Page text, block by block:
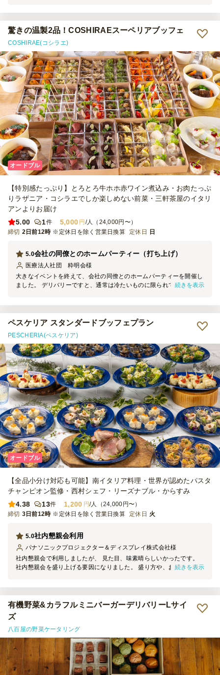
コスパも良いのでまた利用したいと思います。
驚きの温製2品！COSHIRAEスーペリアブッフェ
COSHIRAE(コシラエ)
オードブル
【特別感たっぷり】とろとろ牛ホホ赤ワイン煮込み・お肉たっぷ
りラザニア・コシラエでしか楽しめない前菜・三軒茶屋のイタリ
アンよりお届け
5.00
1件 5,000 円 /人（24,000円〜）
締切 2日前12時 ※定休日を除く営業日換算 定休日 日
会社の同僚とのホームパーティー（打ち上げ）
5.0
医療法人社団 粋明会様
大きなイベントを終えて、会社の同僚とのホームパーティーを開催し
ました。 デリバリーですと、通常は冷たいものに限られてしまいま
がちですが、ホームパーティーですとアルコール類の負担が少なく、
その分お料理にかけられる金額が増やせるのも魅力的です。
続きを表示
ペスケリア スタンダードブッフェプラン
PESCHERIA(ペスケリア)
オードブル
【全品小分け対応も可能】南イタリア料理・世界が認めたパスタ
チャンピオン監修・西村シェフ・リーズナブル・からすみ
4.38
13件 1,200 円/人（24,000円〜）
締切 3日前12時 ※定休日を除く営業日換算 定休日 火
社内懇親会利用
5.0
パナソニックプロジェクター＆ディスプレイ株式会社様
社内懇親会で利用しましたが、 見た目、味素晴らしいかったです。
社内懇親会を盛り上げる要因になりました。 盛り方や、お皿もお洒
続きを表示
有機野菜&カラフルミニバーガーデリバリーLサイ
ズ
八百屋の野菜ケータリング